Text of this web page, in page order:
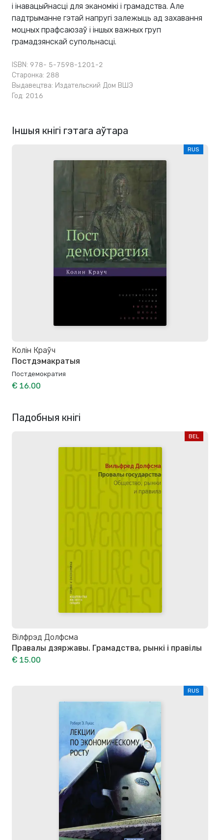
і інавацыйнасці для эканомікі і грамадства. Але
падтрыманне гэтай напругі залежыць ад захавання
моцных прафсаюзаў і іншых важных груп
грамадзянскай супольнасці.
ISBN: 978- 5-7598-1201-2
Старонка: 288
Выдавецтва: Издательский Дом ВШЭ
Год: 2016
Іншыя кнігі гэтага аўтара
RUS
Колін Краўч
Постдэмакратыя
Постдемократия
€ 16.00
Падобныя кнігі
BEL
Вілфрэд Долфсма
Правалы дзяржавы. Грамадства, рынкі і правілы
€ 15.00
RUS